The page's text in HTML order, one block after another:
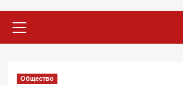
меню
Общество